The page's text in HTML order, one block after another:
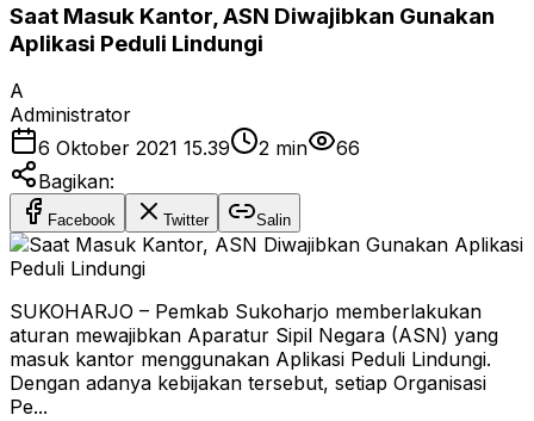
Saat Masuk Kantor, ASN Diwajibkan Gunakan
Aplikasi Peduli Lindungi
A
Administrator
6 Oktober 2021 15.39
2 min
66
Bagikan:
Facebook Twitter Salin
SUKOHARJO – Pemkab Sukoharjo memberlakukan
aturan mewajibkan Aparatur Sipil Negara (ASN) yang
masuk kantor menggunakan Aplikasi Peduli Lindungi.
Dengan adanya kebijakan tersebut, setiap Organisasi
Pe...